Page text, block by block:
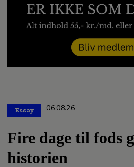
Essay 06.08.26
Fire dage til fods
historien